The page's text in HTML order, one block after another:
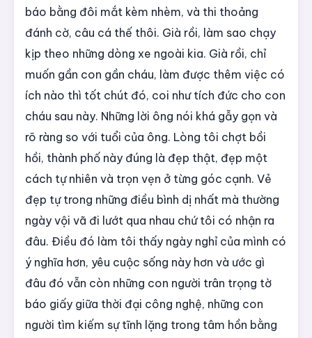
báo bằng đôi mắt kèm nhèm, và thi thoảng
đánh cờ, câu cá thế thôi. Già rồi, làm sao chạy
kịp theo những dòng xe ngoài kia. Già rồi, chỉ
muốn gần con gần cháu, làm được thêm việc có
ích nào thì tốt chút đó, coi như tích đức cho con
cháu sau này. Những lời ông nói khá gẫy gọn và
rõ ràng so với tuổi của ông. Lòng tôi chợt bồi
hồi, thành phố này đúng là đẹp thật, đẹp một
cách tự nhiên và trọn vẹn ở từng góc cạnh. Vẻ
đẹp tự trong những điều bình dị nhất mà thường
ngày vội vã đi lướt qua nhau chứ tôi có nhận ra
đâu. Điều đó làm tôi thấy ngày nghỉ của mình có
ý nghĩa hơn, yêu cuộc sống này hơn và ước gì
đâu đó vẫn còn những con người trân trọng tờ
báo giấy giữa thời đại công nghệ, những con
người tìm kiếm sự tĩnh lặng trong tâm hồn bằng